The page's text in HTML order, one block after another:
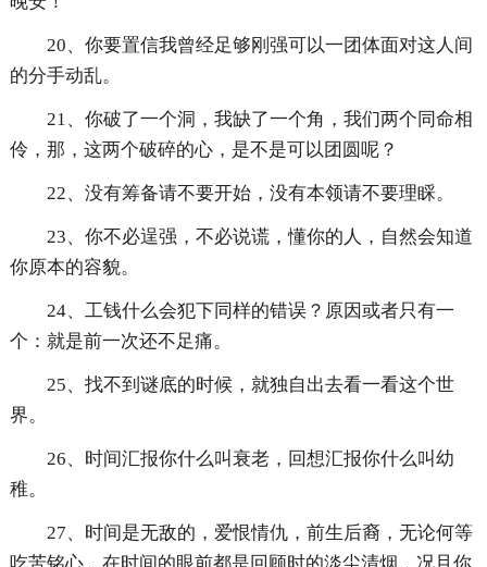
20、你要置信我曾经足够刚强可以一团体面对这人间
的分手动乱。
21、你破了一个洞，我缺了一个角，我们两个同命相
伶，那，这两个破碎的心，是不是可以团圆呢？
22、没有筹备请不要开始，没有本领请不要理睬。
23、你不必逞强，不必说谎，懂你的人，自然会知道
你原本的容貌。
24、工钱什么会犯下同样的错误？原因或者只有一
个：就是前一次还不足痛。
25、找不到谜底的时候，就独自出去看一看这个世
界。
26、时间汇报你什么叫衰老，回想汇报你什么叫幼
稚。
27、时间是无敌的，爱恨情仇，前生后裔，无论何等